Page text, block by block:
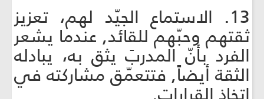
13. الاستماع الجيّد لهم، تعزيز
ثقتهم وحبّهم للقائد, عندما يشعر
الفرد بأنّ المدربَ يثق به، يبادله
الثقة أيضاً, فتتعمّق مشاركته في